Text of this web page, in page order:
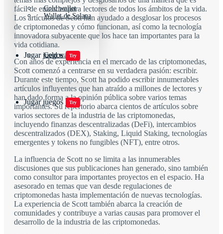
Cold wallet
Jugar juegos Try
Wallet de Solana
Cold wallet
Jugar juegos Try
fácil de entender para lectores de todos los ámbitos de la vida.
Los artículos de Scott han ayudado a desglosar los procesos
de criptomonedas y cómo funcionan, así como la tecnología
innovadora subyacente que los hace tan importantes para la
vida cotidiana.
Con años de experiencia en el mercado de las criptomonedas,
Scott comenzó a centrarse en su verdadera pasión: escribir.
Durante este tiempo, Scott ha podido escribir innumerables
artículos influyentes que han atraído a millones de lectores y
han dado forma a la opinión pública sobre varios temas
importantes. Su repertorio abarca cientos de artículos sobre
varios sectores de la industria de las criptomonedas,
incluyendo finanzas descentralizadas (DeFi), intercambios
descentralizados (DEX), Staking, Liquid Staking, tecnologías
emergentes y tokens no fungibles (NFT), entre otros.
La influencia de Scott no se limita a las innumerables
discusiones que sus publicaciones han generado, sino también
como consultor para importantes proyectos en el espacio. Ha
asesorado en temas que van desde regulaciones de
criptomonedas hasta implementación de nuevas tecnologías.
La experiencia de Scott también abarca la creación de
comunidades y contribuye a varias causas para promover el
desarrollo de la industria de las criptomonedas.